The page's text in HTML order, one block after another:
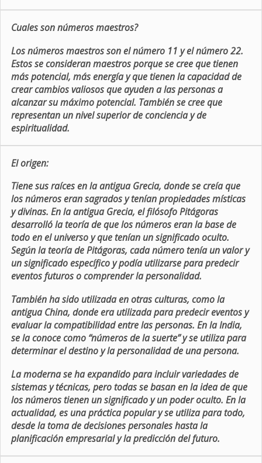
Cuales son números maestros?
Los números maestros son el número 11 y el número 22.
Estos se consideran maestros porque se cree que tienen
más potencial, más energía y que tienen la capacidad de
crear cambios valiosos que ayuden a las personas a
alcanzar su máximo potencial. También se cree que
representan un nivel superior de conciencia y de
espiritualidad.
El origen:
Tiene sus raíces en la antigua Grecia, donde se creía que
los números eran sagrados y tenían propiedades místicas
y divinas. En la antigua Grecia, el filósofo Pitágoras
desarrolló la teoría de que los números eran la base de
todo en el universo y que tenían un significado oculto.
Según la teoría de Pitágoras, cada número tenía un valor y
un significado específico y podía utilizarse para predecir
eventos futuros o comprender la personalidad.
También ha sido utilizada en otras culturas, como la
antigua China, donde era utilizada para predecir eventos y
evaluar la compatibilidad entre las personas. En la India,
se la conoce como “números de la suerte” y se utiliza para
determinar el destino y la personalidad de una persona.
La moderna se ha expandido para incluir variedades de
sistemas y técnicas, pero todas se basan en la idea de que
los números tienen un significado y un poder oculto. En la
actualidad, es una práctica popular y se utiliza para todo,
desde la toma de decisiones personales hasta la
planificación empresarial y la predicción del futuro.